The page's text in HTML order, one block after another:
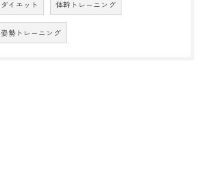
ダイエット 体幹トレーニング
姿勢トレーニング